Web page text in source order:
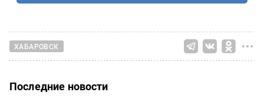
ХАБАРОВСК
Последние новости